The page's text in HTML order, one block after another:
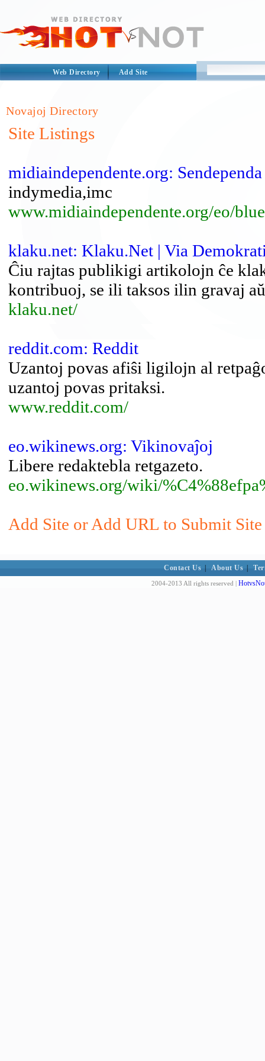
Web Directory Add Site
Novajoj Directory
Site Listings
midiaindependente.org:
indymedia,imc
www.midiaindependente.org/eo/
klaku.net: Klaku.Net | Via
Ĉiu rajtas publikigi artikolojn ĉe
kontribuoj, se ili taksos ilin gravaj
klaku.net/
reddit.com: Reddit
Uzantoj povas afiŝi ligilojn al
uzantoj povas pritaksi.
www.reddit.com/
eo.wikinews.org: Vikinovaĵoj
Libere redaktebla retgazeto.
eo.wikinews.org/wiki/
Add Site or Add URL to Submit
Contact Us About Us
2004-2013 All rights reserved |